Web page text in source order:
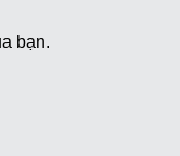
bạn.